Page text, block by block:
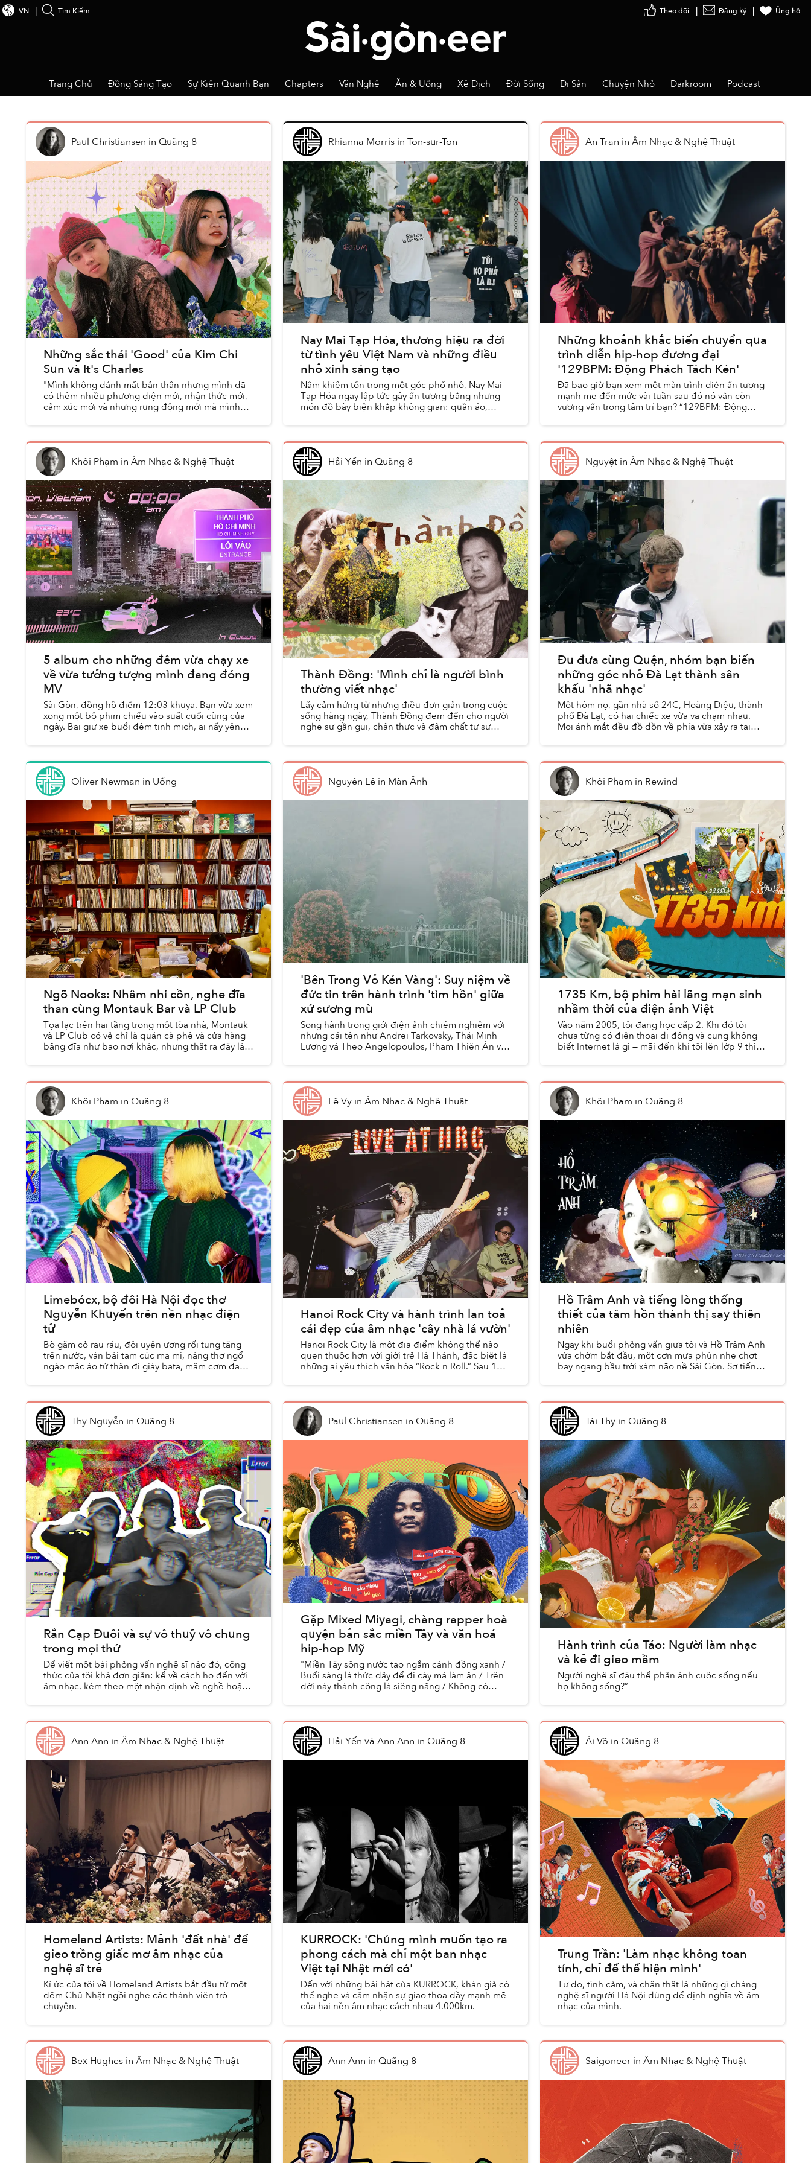
Đăng ký Ủng hộ
VN Tìm Kiếm
Trang Chủ Đồng Sáng Tạo Sự Kiện Quanh Bạn Chapters Văn Nghệ Ăn & Uống Xê Dịch Đời Sống Di Sản Chuyện Nhỏ Darkroom Podcast
Paul Christiansen in Quãng 8
Những sắc thái 'Good' của Kim Chi
Sun và It's Charles
"Mình không đánh mất bản thân nhưng mình đã
có thêm nhiều phương diện mới, nhận thức mới,
cảm xúc mới và những rung động mới mà mình
Rhianna Morrisin Ton-sur-Ton
Nay Mai Tạp Hóa, thương hiệu ra đời
từ tình yêu Việt Nam và những điều
nhỏ xinh sáng tạo
Nằm khiêm tốn trong một góc phố nhỏ, Nay Mai
Tạp Hóa ngay lập tức gây ấn tượng bằng những
món đồ bày biện khắp không gian: quần áo,
An Tran in Âm Nhạc & Nghệ Thuật
Những khoảnh khắc biến chuyển qua
trình diễn hip-hop đương đại
'129BPM: Động Phách Tách Kén'
Đã bao giờ bạn xem một màn trình diễn ấn tượng
mạnh mẽ đến mức vài tuần sau đó nó vẫn còn
vương vấn trong tâm trí bạn? “129BPM: Động
Khôi Phạm in Âm Nhạc & Nghệ Thuật
5 album cho những đêm vừa chạy xe
về vừa tưởng tượng mình đang đóng
MV
Sài Gòn, đồng hồ điểm 12:03 khuya. Bạn vừa xem
xong một bộ phim chiếu vào suất cuối cùng của
ngày. Bãi giữ xe buổi đêm tĩnh mịch, ai nấy yên
Hải Yến in Quãng 8
Thành Đồng: 'Mình chỉ là người bình
thường viết nhạc'
Lấy cảm hứng từ những điều đơn giản trong cuộc
sống hàng ngày, Thành Đồng đem đến cho người
nghe sự gần gũi, chân thực và đậm chất tự sự
Nguyệtin Âm Nhạc & Nghệ Thuật
Đu đưa cùng Quện, nhóm bạn biến
những góc nhỏ Đà Lạt thành sân
khấu 'nhã nhạc'
Một hôm nọ, gần nhà số 24C, Hoàng Diệu, thành
phố Đà Lạt, có hai chiếc xe vừa va chạm nhau.
Mọi ánh mắt đều đồ dồn về phía vừa xảy ra tai
Oliver Newman in Uống
Ngõ Nooks: Nhâm nhi cồn, nghe đĩa
than cùng Montauk Bar và LP Club
Tọa lạc trên hai tầng trong một tòa nhà, Montauk
và LP Club có vẻ chỉ là quán cà phê và cửa hàng
băng đĩa như bao nơi khác, nhưng thật ra đây là
Nguyên Lêin Màn Ảnh
'Bên Trong Vỏ Kén Vàng': Suy niệm về
đức tin trên hành trình 'tìm hồn' giữa
xứ sương mù
Song hành trong giới điện ảnh chiêm nghiệm với
những cái tên như Andrei Tarkovsky, Thái Minh
Lượng và Theo Angelopoulos, Phạm Thiên Ân và
Khôi Phạm in Rewind
1735 Km, bộ phim hài lãng mạn sinh
nhầm thời của điện ảnh Việt
Vào năm 2005, tôi đang học cấp 2. Khi đó tôi
chưa từng có điện thoại di động và cũng không
biết Internet là gì — mãi đến khi tôi lên lớp 9 thì
Khôi Phạm in Quãng 8
Limebócx, bộ đôi Hà Nội đọc thơ
Nguyễn Khuyến trên nền nhạc điện
tử
Bò gặm cỏ rau ráu, đôi uyên ương rối tung tăng
trên nước, ván bài tam cúc ma mị, nàng thơ ngổ
ngáo mặc áo tứ thân đi giày bata, mâm cơm đạm
Lê Vyin Âm Nhạc & Nghệ Thuật
Hanoi Rock City và hành trình lan toả
cái đẹp của âm nhạc 'cây nhà lá vườn'
Hanoi Rock City là một địa điểm không thể nào
quen thuộc hơn với giới trẻ Hà Thành, đặc biệt là
những ai yêu thích văn hóa “Rock n Roll.” Sau 12
Khôi Phạm in Quãng 8
Hồ Trâm Anh và tiếng lòng thống
thiết của tâm hồn thành thị say thiên
nhiên
Ngay khi buổi phỏng vấn giữa tôi và Hồ Trâm Anh
vừa chớm bắt đầu, một cơn mưa phùn nhẹ chợt
bay ngang bầu trời xám não nề Sài Gòn. Sợ tiếng
Thy Nguyễn in Quãng 8
Rắn Cạp Đuôi và sự vô thuỷ vô chung
trong mọi thứ
Để viết một bài phỏng vấn nghệ sĩ nào đó, công
thức của tôi khá đơn giản: kể về cách họ đến với
âm nhạc, kèm theo một nhận định về nghề hoặc
Paul Christiansen in Quãng 8
Gặp Mixed Miyagi, chàng rapper hoà
quyện bản sắc miền Tây và văn hoá
hip-hop Mỹ
"Miền Tây sông nước tao ngắm cánh đồng xanh /
Buổi sáng là thức dậy để đi cày mà làm ăn / Trên
đời này thành công là siêng năng / Không có
Tài Thyin Quãng 8
Hành trình của Táo: Người làm nhạc
và kẻ đi gieo mầm
Người nghệ sĩ đâu thể phản ánh cuộc sống nếu
họ không sống?”
Ann Ann in Âm Nhạc & Nghệ Thuật
Homeland Artists: Mảnh 'đất nhà' để
gieo trồng giấc mơ âm nhạc của
nghệ sĩ trẻ
Kí ức của tôi về Homeland Artists bắt đầu từ một
đêm Chủ Nhật ngồi nghe các thành viên trò
chuyện.
Hải Yến và Ann Ann in Quãng 8
KURROCK: 'Chúng mình muốn tạo ra
phong cách mà chỉ một ban nhạc
Việt tại Nhật mới có'
Đến với những bài hát của KURROCK, khán giả có
thể nghe và cảm nhận sự giao thoa đầy mạnh mẽ
của hai nền âm nhạc cách nhau 4.000km.
Ái Võ in Quãng 8
Trung Trần: 'Làm nhạc không toan
tính, chỉ để thể hiện mình'
Tự do, tình cảm, và chân thật là những gì chàng
nghệ sĩ người Hà Nội dùng để định nghĩa về âm
nhạc của mình.
Bex Hughesin Âm Nhạc & Nghệ Thuật Ann Ann in Quãng 8 Saigoneerin Âm Nhạc & Nghệ Thuật